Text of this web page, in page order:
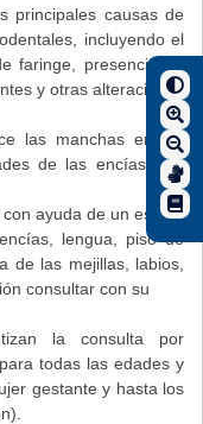
principales causas de
incluyendo el
faringe, presencia de
y otras alteraciones
las manchas en los
de las encías y el
ayuda de un espejo
lengua, piso de
de las mejillas, labios,
consultar con su
la consulta por
todas las edades y
gestante y hasta los